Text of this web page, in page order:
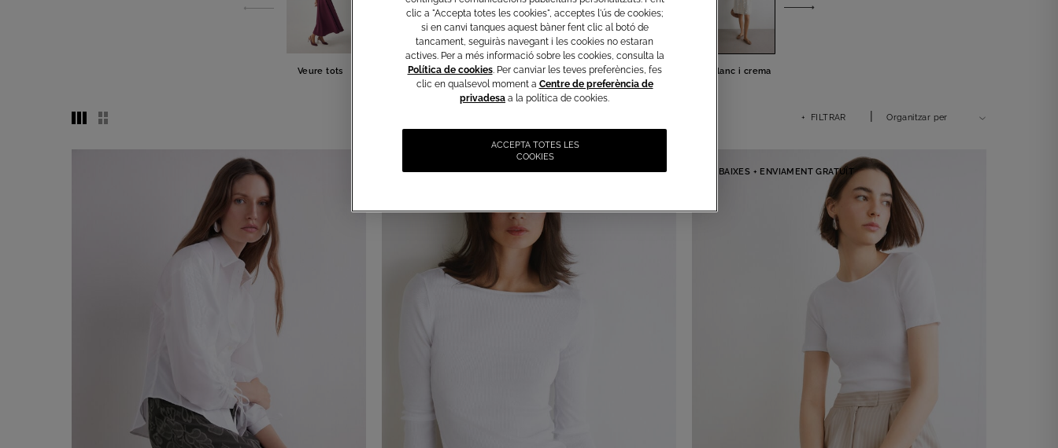
Veure tots Groc Marró Light Blue Rosa Blanc i crema
+ FILTRAR Organitzar per
REBAIXES + ENVIAMENT GRATUÏT REBAIXES + ENVIAMENT GRATUÏT
clic a "Accepta totes les cookies", acceptes l'ús de cookies;
si en canvi tanques aquest bàner fent clic al botó de
tancament, seguiràs navegant i les cookies no estaran
actives. Per a més informació sobre les cookies, consulta la
Política de cookies. Per canviar les teves preferències, fes
clic en qualsevol moment a Centre de preferència de
privadesa a la política de cookies.
ACCEPTA TOTES LES
COOKIES